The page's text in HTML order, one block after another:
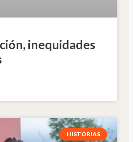
inequidades
HISTORIAS